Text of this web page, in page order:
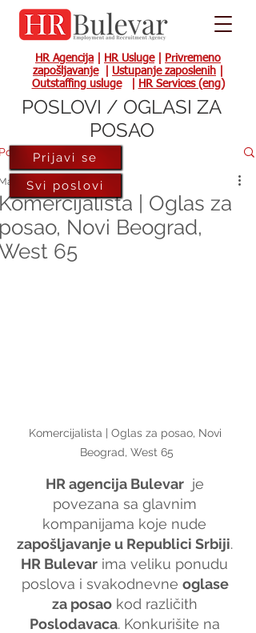
HR Agencija HR Usluge|
Privremeno
zapošljavanje| Ustupanje zaposlenih
Outstaffing usluge| HR Services (eng)
| Oglas za
Novi Beograd,
65
20, 2024
Komercijalista | Oglas za posao, Novi
Beograd, West 65
HR agencija Bulevar je
povezana sa glavnim
kompanijama koje nude
zapošljavanje u Republici Srbiji.
HR Bulevar ima veliku ponudu
poslova i svakodnevne oglase
za posao kod različith
Poslodavaca. Konkurišite na
Prijavi se
Svi poslovi
POSLOVI / OGLASI ZA
POSAO